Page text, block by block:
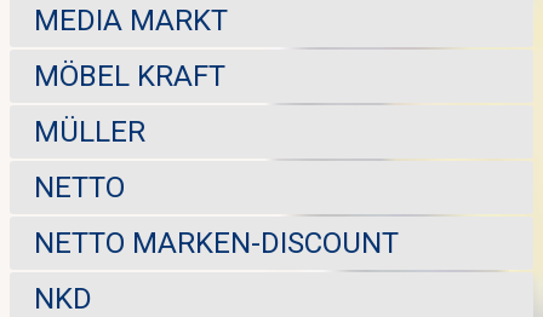
MEDIA MARKT
MÖBEL KRAFT
MÜLLER
NETTO
NETTO MARKEN-DISCOUNT
NKD